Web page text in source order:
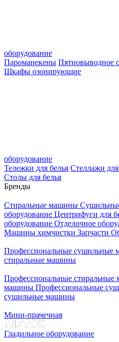
оборудование
Пароманекены Пятновыводное
Шкафы озонирующие
оборудование
Тележки для белья Стеллажи для
Столы для белья
Бренды
Стиральные машины
оборудование Центрифуги для
оборудование Отделочное
Машины химчистки Запчасти
Профессиональные сушильные
стиральные машины
Профессиональные
машины Профессиональные
сушильные машины
Мини-прачечная
Гладильное оборудование